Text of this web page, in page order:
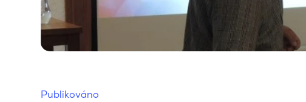
Publikováno